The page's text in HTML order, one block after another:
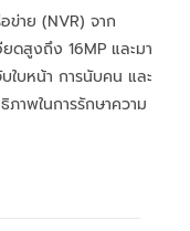
ข่าย (NVR) จาก
ดสูงถึง 16MP และมา
ใบหน้า การนับคน และ
ภาพในการรักษาความ